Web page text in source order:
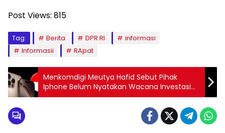
Post Views: 815
Tag: Berita DPR RI
informasi
Informasii
RApat
Menkomdigi Meutya Hafid Sebut Pihak
Iphone Belum Nyatakan Wacana Investasi
ke Komdigi